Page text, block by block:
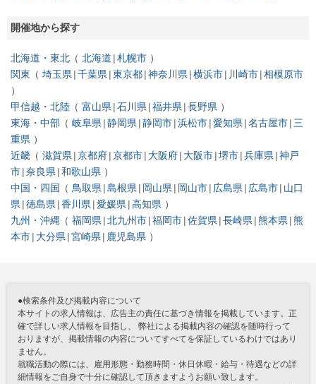
開催地から探す
北海道・東北 北海道 札幌市
関東
埼玉県 千葉県 東京都 神奈川県 横浜市 川崎市 相模原市
甲信越・北陸 富山県 石川県 福井県 長野県
東海・中部
岐阜県 静岡県 静岡市 浜松市 愛知県 名古屋市 三
重県
近畿
滋賀県 京都府 京都市 大阪府 大阪市 堺市 兵庫県 神戸
市 奈良県 和歌山県
中国・四国
鳥取県 島根県 岡山県 岡山市 広島県 広島市 山口
県 徳島県 香川県 愛媛県 高知県
九州・沖縄
福岡県 北九州市 福岡市 佐賀県 長崎県 熊本県 熊
本市 大分県 宮崎県 鹿児島県
●検索条件及び掲載内容について
本サイトの求人情報は、広告主の責任に基づき情報を掲載しています。正
確で詳しい求人情報を目指し、 弊社による掲載内容の確認を随時行って
おりますが、掲載情報の内容についてすべてを保証しているわけではあり
ません。
就職活動の際には、雇用形態・勤務時間・休日休暇・給与・待遇などの詳
細情報をご自身で十分に確認して頂きますようお願い致します。